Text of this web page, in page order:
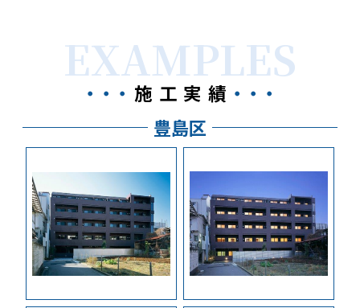
EXAMPLES
施工実績
豊島区